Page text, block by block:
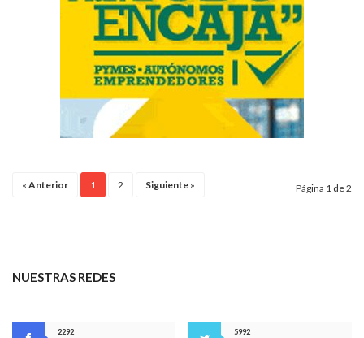
« Anterior 1 2 Siguiente » Página 1 de 2
NUESTRAS REDES
2292
5992